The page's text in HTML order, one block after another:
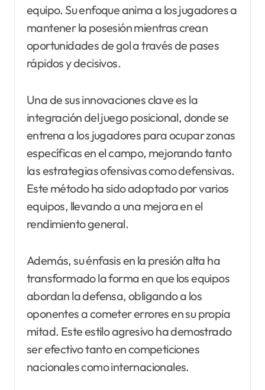
equipo. Su enfoque anima a los jugadores a
mantener la posesión mientras crean
oportunidades de gol a través de pases
rápidos y decisivos.
Una de sus innovaciones clave es la
integración del juego posicional, donde se
entrena a los jugadores para ocupar zonas
específicas en el campo, mejorando tanto
las estrategias ofensivas como defensivas.
Este método ha sido adoptado por varios
equipos, llevando a una mejora en el
rendimiento general.
Además, su énfasis en la presión alta ha
transformado la forma en que los equipos
abordan la defensa, obligando a los
oponentes a cometer errores en su propia
mitad. Este estilo agresivo ha demostrado
ser efectivo tanto en competiciones
nacionales como internacionales.